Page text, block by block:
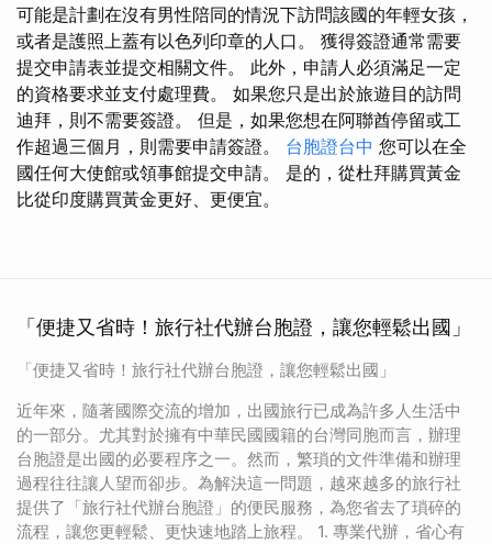
可能是計劃在沒有男性陪同的情況下訪問該國的年輕女孩，
或者是護照上蓋有以色列印章的人口。 獲得簽證通常需要
提交申請表並提交相關文件。 此外，申請人必須滿足一定
的資格要求並支付處理費。 如果您只是出於旅遊目的訪問
迪拜，則不需要簽證。 但是，如果您想在阿聯酋停留或工
作超過三個月，則需要申請簽證。 台胞證台中 您可以在全
國任何大使館或領事館提交申請。 是的，從杜拜購買黃金
比從印度購買黃金更好、更便宜。
「便捷又省時！旅行社代辦台胞證，讓您輕鬆出國」
「便捷又省時！旅行社代辦台胞證，讓您輕鬆出國」
近年來，隨著國際交流的增加，出國旅行已成為許多人生活中
的一部分。尤其對於擁有中華民國國籍的台灣同胞而言，辦理
台胞證是出國的必要程序之一。然而，繁瑣的文件準備和辦理
過程往往讓人望而卻步。為解決這一問題，越來越多的旅行社
提供了「旅行社代辦台胞證」的便民服務，為您省去了瑣碎的
流程，讓您更輕鬆、更快速地踏上旅程。 1. 專業代辦，省心有